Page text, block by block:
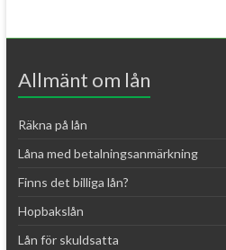
Allmänt om lån
Räkna på lån
Låna med betalningsanmärkning
Finns det billiga lån?
Hopbakslån
Lån för skuldsatta